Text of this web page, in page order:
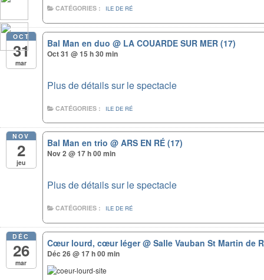
CATÉGORIES : ILE DE RÉ
OCT
31
mar
Bal Man en duo@ LA COUARDE SUR MER (17)
Oct 31 @ 15 h 30 min
Plus de détails sur le spectacle
CATÉGORIES : ILE DE RÉ
NOV
2
jeu
Bal Man en trio@ ARS EN RÉ (17)
Nov 2 @ 17 h 00 min
Plus de détails sur le spectacle
CATÉGORIES : ILE DE RÉ
DÉC
26
mar
Cœur lourd, cœur léger@ Salle Vauban St Martin de
Déc 26 @ 17 h 00 min